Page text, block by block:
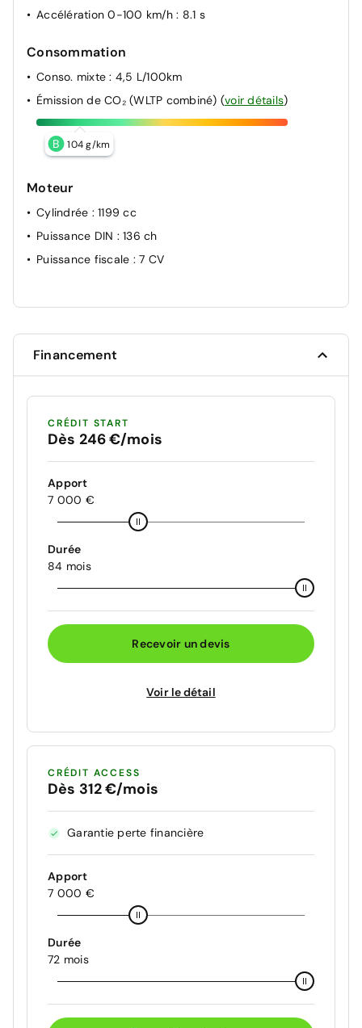
Accélération 0-100 km/h : 8.1 s
Consommation
Conso. mixte: 4,5 L/100km
Émission de CO₂ (WLTP combiné) (voir détails)
B 104 g/km
Moteur
Cylindrée : 1199 cc
Puissance DIN : 136 ch
Puissance fiscale : 7 CV
Financement
CRÉDIT START
Dès 246 €/mois
Apport
7 000 €
Durée
84 mois
Recevoir un devis
Voir le détail
CRÉDIT ACCESS
Dès 312 €/mois
Garantie perte financière
Apport
7 000 €
Durée
72 mois